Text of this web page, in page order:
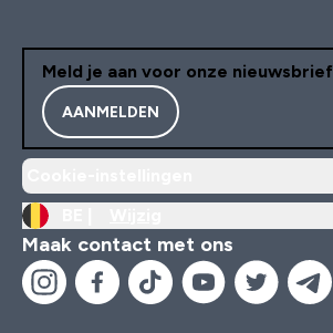
Meld je aan voor onze nieuwsbrief
AANMELDEN
Maak contact met ons